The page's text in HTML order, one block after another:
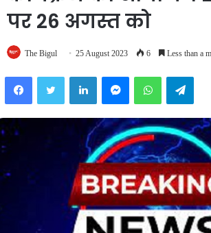
पर 26 अगस्त को
The Bigul 25 August 2023 6 Less than a
FacebookTwitter LinkedInMessengerWhatsApp